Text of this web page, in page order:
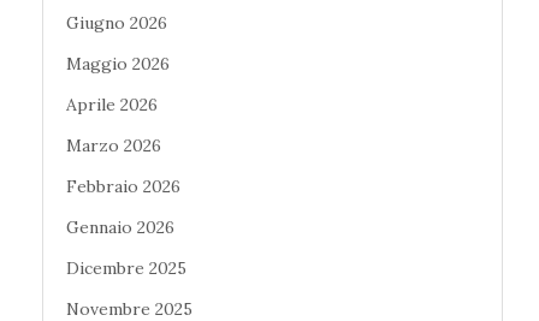
Giugno 2026
Maggio 2026
Aprile 2026
Marzo 2026
Febbraio 2026
Gennaio 2026
Dicembre 2025
Novembre 2025